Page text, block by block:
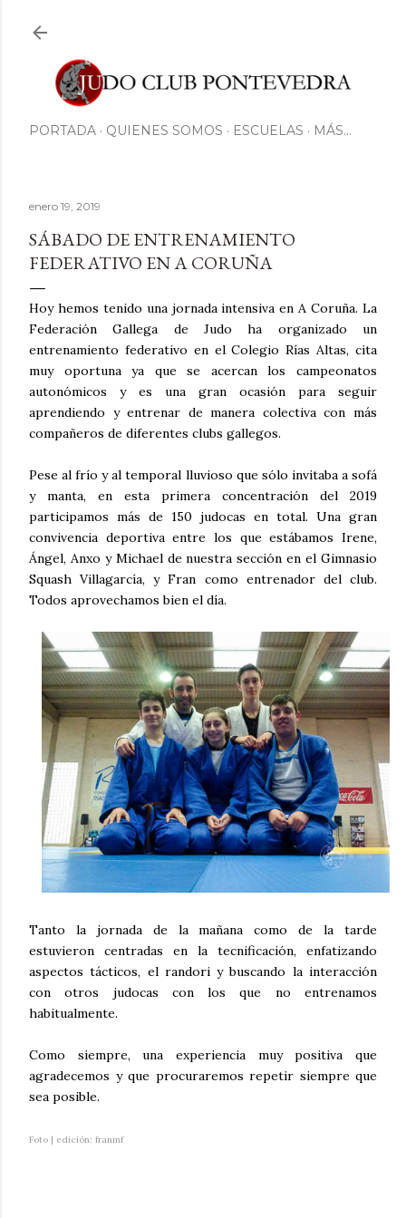
PORTADA QUIENES SOMOS ESCUELAS MÁS…
enero 19, 2019
SÁBADO DE ENTRENAMIENTO
FEDERATIVO EN A CORUÑA
Hoy hemos tenido una jornada intensiva en A Coruña. La
Federación Gallega de Judo ha organizado un
entrenamiento federativo en el Colegio Rías Altas, cita
muy oportuna ya que se acercan los campeonatos
autonómicos y es una gran ocasión para seguir
aprendiendo y entrenar de manera colectiva con más
compañeros de diferentes clubs gallegos.
Pese al frío y al temporal lluvioso que sólo invitaba a sofá
y manta, en esta primera concentración del 2019
participamos más de 150 judocas en total. Una gran
convivencia deportiva entre los que estábamos Irene,
Ángel, Anxo y Michael de nuestra sección en el Gimnasio
Squash Villagarcía, y Fran como entrenador del club.
Todos aprovechamos bien el día.
Tanto la jornada de la mañana como de la tarde
estuvieron centradas en la tecnificación, enfatizando
aspectos tácticos, el randori y buscando la interacción
con otros judocas con los que no entrenamos
habitualmente.
Como siempre, una experiencia muy positiva que
agradecemos y que procuraremos repetir siempre que
sea posible.
Foto | edición: franmf